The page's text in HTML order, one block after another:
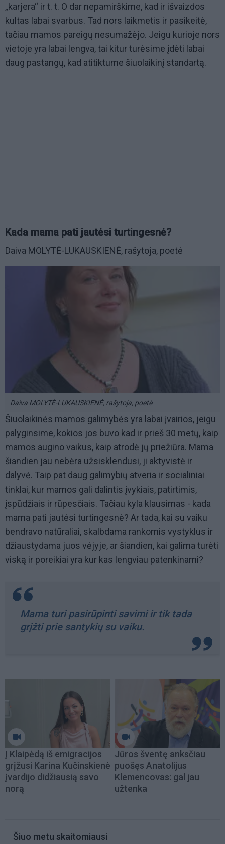
„karjera“ ir t. t. O dar nepamirškime, kad ir išvaizdos
kultas labai svarbus. Tad nors laikmetis ir pasikeitė,
tačiau mamos pareigų nesumažėjo. Jeigu kurioje nors
vietoje yra labai lengva, tai kitur turėsime įdėti labai
daug pastangų, kad atitiktume šiuolaikinį standartą.
Kada mama pati jautėsi turtingesnė?
Daiva MOLYTĖ-LUKAUSKIENĖ, rašytoja, poetė
Daiva MOLYTĖ-LUKAUSKIENĖ, rašytoja, poetė
Šiuolaikinės mamos galimybės yra labai įvairios, jeigu
palyginsime, kokios jos buvo kad ir prieš 30 metų, kaip
mamos augino vaikus, kaip atrodė jų priežiūra. Mama
šiandien jau nebėra užsisklendusi, ji aktyvistė ir
dalyvė. Taip pat daug galimybių atveria ir socialiniai
tinklai, kur mamos gali dalintis įvykiais, patirtimis,
įspūdžiais ir rūpesčiais. Tačiau kyla klausimas - kada
mama pati jautėsi turtingesnė? Ar tada, kai su vaiku
bendravo natūraliai, skalbdama rankomis vystyklus ir
džiaustydama juos vėjyje, ar šiandien, kai galima turėti
viską ir poreikiai yra kur kas lengviau patenkinami?
Mama turi pasirūpinti savimi ir tik tada
grįžti prie santykių su vaiku.
Į Klaipėdą iš emigracijos
grįžusi Karina Kučinskienė
įvardijo didžiausią savo
norą
Jūros šventę anksčiau
puošęs Anatolijus
Klemencovas: gal jau
užtenka
Šiuo metu skaitomiausi